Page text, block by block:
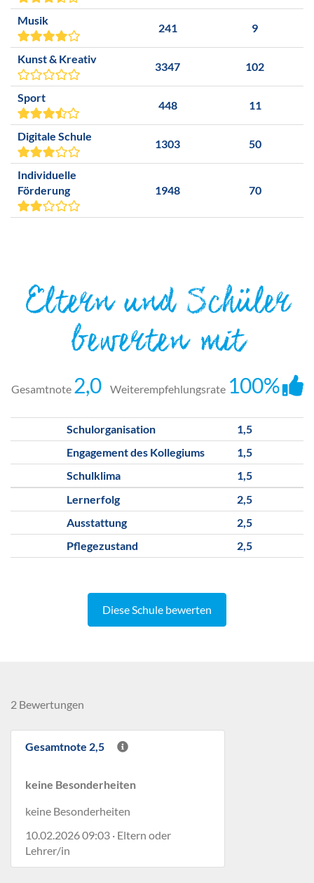
Musik
241 9
Kunst & Kreativ
3347 102
Sport
448 11
Digitale Schule
1303 50
Individuelle
Förderung
1948 70
Eltern und Schüler
bewerten mit
Gesamtnote 2,0Weiterempfehlungsrate 100%
Schulorganisation
1,5
Engagement des Kollegiums
1,5
Schulklima
1,5
Lernerfolg
2,5
Ausstattung
2,5
Pflegezustand
2,5
Diese Schule bewerten
2 Bewertungen
Gesamtnote 2,5
keine Besonderheiten
keine Besonderheiten
10.02.2026 09:03 · Eltern oder
Lehrer/in